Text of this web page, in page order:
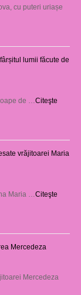
cu puteri uriașe
lumii făcute de
de … Citeşte
vrăjitoarei Maria
Maria … Citeşte
Mercedeza
Mercedeza